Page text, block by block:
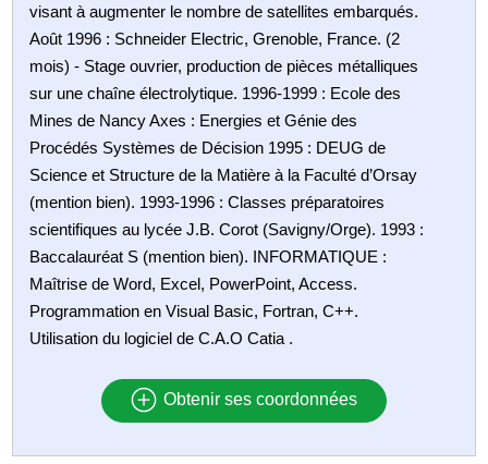
visant à augmenter le nombre de satellites embarqués.
Août 1996 : Schneider Electric, Grenoble, France. (2
mois) - Stage ouvrier, production de pièces métalliques
sur une chaîne électrolytique. 1996-1999 : Ecole des
Mines de Nancy Axes : Energies et Génie des
Procédés Systèmes de Décision 1995 : DEUG de
Science et Structure de la Matière à la Faculté d’Orsay
(mention bien). 1993-1996 : Classes préparatoires
scientifiques au lycée J.B. Corot (Savigny/Orge). 1993 :
Baccalauréat S (mention bien). INFORMATIQUE :
Maîtrise de Word, Excel, PowerPoint, Access.
Programmation en Visual Basic, Fortran, C++.
Utilisation du logiciel de C.A.O Catia .
Obtenir ses coordonnées